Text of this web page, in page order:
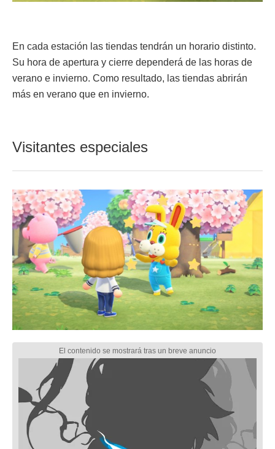
En cada estación las tiendas tendrán un horario distinto.
Su hora de apertura y cierre dependerá de las horas de
verano e invierno. Como resultado, las tiendas abrirán
más en verano que en invierno.
Visitantes especiales